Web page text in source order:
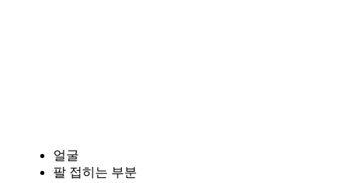
얼굴
팔 접히는 부분